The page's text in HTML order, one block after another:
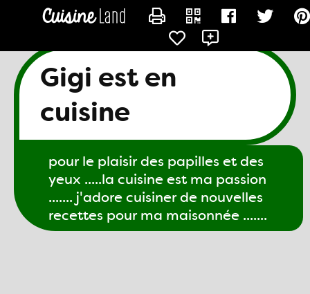
Gigi est en
cuisine
pour le plaisir des papilles et des
yeux .....la cuisine est ma passion
....... j'adore cuisiner de nouvelles
recettes pour ma maisonnée .......
CONTACTER GIGI61